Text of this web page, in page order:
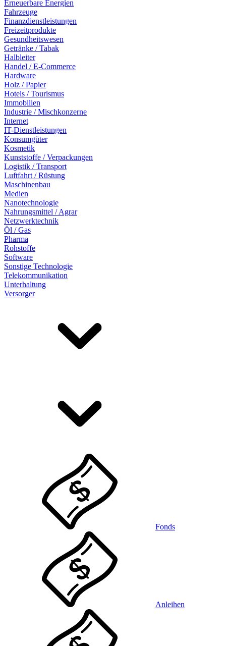
Erneuerbare Energien
Fahrzeuge
Finanzdienstleistungen
Freizeitprodukte
Gesundheitswesen
Getränke / Tabak
Halbleiter
Handel / E-Commerce
Hardware
Holz / Papier
Hotels / Tourismus
Immobilien
Industrie / Mischkonzerne
Internet
IT-Dienstleistungen
Konsumgüter
Kosmetik
Kunststoffe / Verpackungen
Logistik / Transport
Luftfahrt / Rüstung
Maschinenbau
Medien
Nanotechnologie
Nahrungsmittel / Agrar
Netzwerktechnik
Öl / Gas
Pharma
Rohstoffe
Software
Sonstige Technologie
Telekommunikation
Unterhaltung
Versorger
Fonds
Anleihen